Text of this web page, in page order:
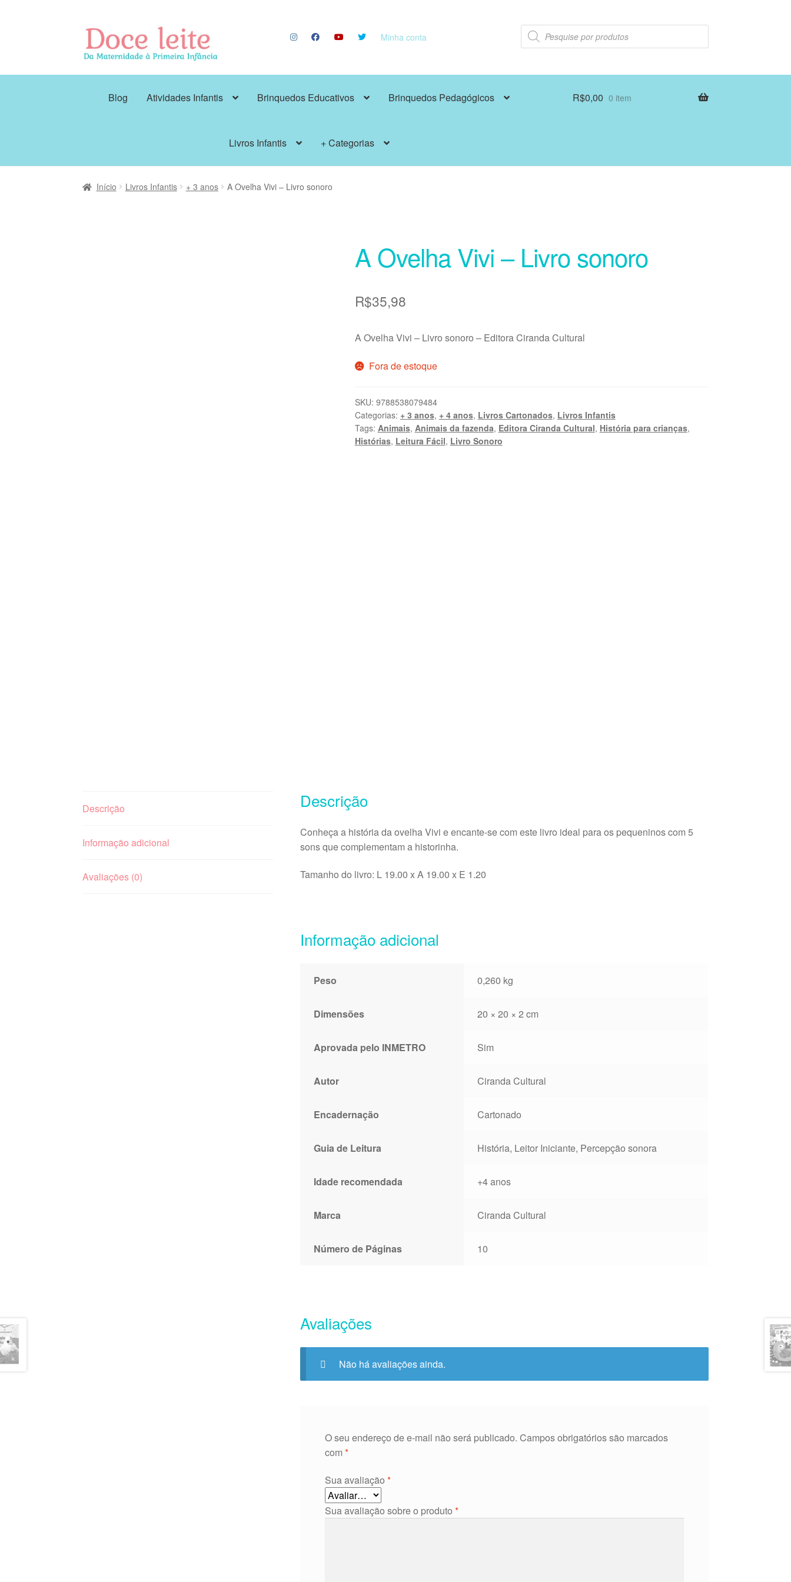
Pular
para
navegação
Pular
para
o
conteúdo
Minha conta
Pesquisar
produtos
Blog Atividades Infantis Brinquedos Educativos Brinquedos Pedagógicos
Livros Infantis + Categorias
R$0,00 0 item
Início Livros Infantis + 3 anos A Ovelha Vivi – Livro sonoro
A Ovelha Vivi – Livro sonoro
R$35,98
A Ovelha Vivi – Livro sonoro – Editora Ciranda Cultural
Fora de estoque
SKU: 9788538079484
Categorias: + 3 anos, + 4 anos, Livros Cartonados, Livros Infantis
Tags: Animais, Animais da fazenda, Editora Ciranda Cultural, História para crianças,
Histórias, Leitura Fácil, Livro Sonoro
Descrição
Informação adicional
Avaliações (0)
Descrição
Conheça a história da ovelha Vivi e encante-se com este livro ideal para os pequeninos com 5
sons que complementam a historinha.
Tamanho do livro: L 19.00 x A 19.00 x E 1.20
Informação adicional
Peso 0,260 kg
Dimensões 20 × 20 × 2 cm
Aprovada pelo INMETRO Sim
Autor Ciranda Cultural
Encadernação Cartonado
Guia de Leitura História, Leitor Iniciante, Percepção sonora
Idade recomendada +4 anos
Marca Ciranda Cultural
Número de Páginas 10
Avaliações
Não há avaliações ainda.
O seu endereço de e-mail não será publicado. Campos obrigatórios são marcados
com *
Sua avaliação *
Sua avaliação sobre o produto *